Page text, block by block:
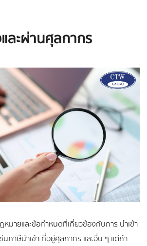
ละผ่านศุลกากร
มายและข้อกำหนดที่เกี่ยวข้องกับการ นำเข้า
นภาษีนำเข้า ที่อยู่ศุลกากร และอื่น ๆ แต่ถ้า